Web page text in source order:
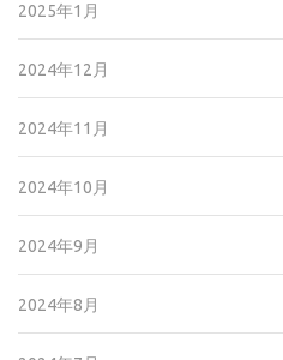
2025年1月
2024年12月
2024年11月
2024年10月
2024年9月
2024年8月